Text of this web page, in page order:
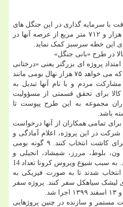
با سرمایه گذاری در این جنگل های
ارزشمند؛ جنگل هایی که ۵۶۴ هزار و ۷۱۲ متر مربع از عرصه آنها در
این خطه سرسبز کمک نماید.
در طرح «بانی جنگل»
پروژه ای بزرگتر یعنی «درختانی
برای آینده» انجام شد؛ طرحی که می خواهد ۷۵ هزار نهال بومی مانند
مردم و با نام آنها تبدیل به
برای تحقق قسمتی از مسؤولیت
مجموعه به این طرح پیوست تا
باشد.
تمامی همکاران از آنها درخواست
در این پروژه، اعلام آمادگی و
نوع درخت مورد نظر خودرا برای کاشت انتخاب کنند. ۹ گونه بومی
ون، بلوط، مررز، شمشاد، انجیلی و
توسکا در این لیست قرار دارند. به سبب شیوع ویروس کرونا تعداد 14
انتخاب شدند تا به صورت فیزیکی به
لیشک سیاهکل سفر کنند. پروژه سفر
مستمر و سازنده در چنین پروژهایی